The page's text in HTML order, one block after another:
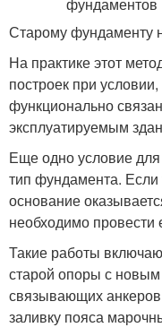
Старому фундаменту
На практике этот
построек при
функционально
эксплуатируемым
Еще одно условие
тип фундамента.
основание
необходимо провести
Такие работы
старой опоры с новым
связывающих
заливку пояса